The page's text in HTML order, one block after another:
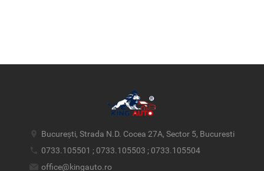
București, Strada N.D. Cocea 27A, Sector 5, Bucuresti
0733.105501 ; 0733.105503 ; 0733.105504
office@kingauto.ro